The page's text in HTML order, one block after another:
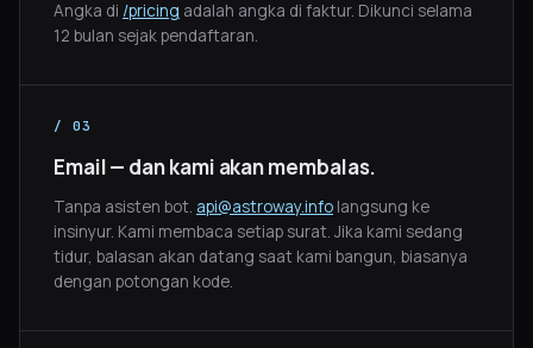
Angka di /pricing adalah angka di faktur. Dikunci selama
12 bulan sejak pendaftaran.
/ 03
Email — dan kami akan membalas.
Tanpa asisten bot. api@astroway.info langsung ke
insinyur. Kami membaca setiap surat. Jika kami sedang
tidur, balasan akan datang saat kami bangun, biasanya
dengan potongan kode.